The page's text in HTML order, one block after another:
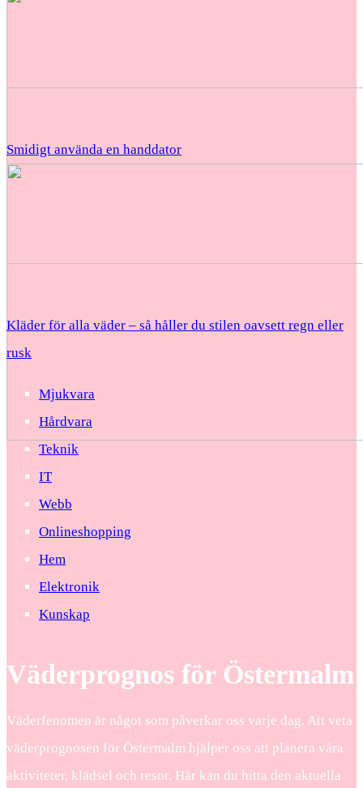
Smidigt använda en handdator
Kläder för alla väder – så håller du stilen oavsett regn eller
rusk
Mjukvara
Hårdvara
Teknik
IT
Webb
Onlineshopping
Hem
Elektronik
Kunskap
Väderprognos för Östermalm
Väderfenomen är något som påverkar oss varje dag. Att veta
väderprognosen för Östermalm hjälper oss att planera våra
aktiviteter, klädsel och resor. Här kan du hitta den aktuella